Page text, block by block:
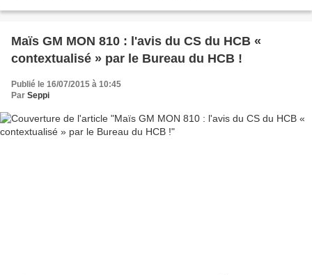
Maïs GM MON 810 : l'avis du CS du HCB «
contextualisé » par le Bureau du HCB !
Publié le 16/07/2015 à 10:45
Par Seppi